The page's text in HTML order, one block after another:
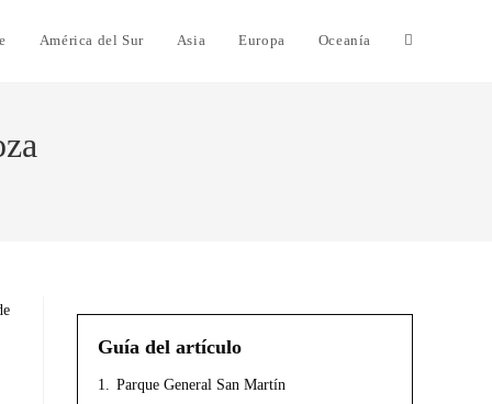
América del Sur Asia Europa Oceanía
Guía del artículo
1.
Parque General San Martín